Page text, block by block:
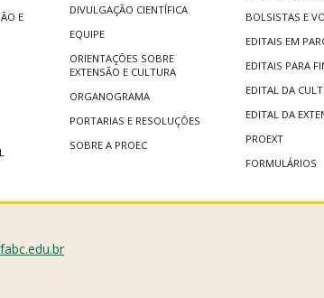
E
DIVULGAÇÃO CIENTÍFICA
EQUIPE
ORIENTAÇÕES SOBRE
EXTENSÃO E CULTURA
ORGANOGRAMA
PORTARIAS E RESOLUÇÕES
SOBRE A PROEC
BOLSISTAS E
EDITAIS EM
EDITAIS PARA
EDITAL DA
EDITAL DA
PROEXT
FORMULÁRIOS